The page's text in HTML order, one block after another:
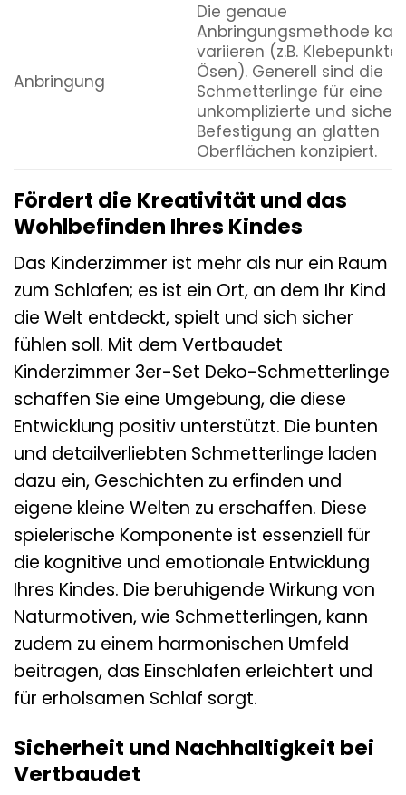
Anbringung
Die genaue
Anbringungsmethode
variieren (z.B. Klebepunkte,
Ösen). Generell sind die
Schmetterlinge für eine
unkomplizierte und
Befestigung an glatten
Oberflächen konzipiert.
Fördert die Kreativität und das
Wohlbefinden Ihres Kindes
Das Kinderzimmer ist mehr als nur ein Raum
zum Schlafen; es ist ein Ort, an dem Ihr Kind
die Welt entdeckt, spielt und sich sicher
fühlen soll. Mit dem Vertbaudet
Kinderzimmer 3er-Set Deko-Schmetterlinge
schaffen Sie eine Umgebung, die diese
Entwicklung positiv unterstützt. Die bunten
und detailverliebten Schmetterlinge laden
dazu ein, Geschichten zu erfinden und
eigene kleine Welten zu erschaffen. Diese
spielerische Komponente ist essenziell für
die kognitive und emotionale Entwicklung
Ihres Kindes. Die beruhigende Wirkung von
Naturmotiven, wie Schmetterlingen, kann
zudem zu einem harmonischen Umfeld
beitragen, das Einschlafen erleichtert und
für erholsamen Schlaf sorgt.
Sicherheit und Nachhaltigkeit bei
Vertbaudet